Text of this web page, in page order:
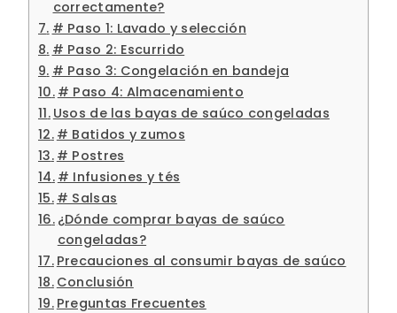
correctamente?
# Paso 1: Lavado y selección
# Paso 2: Escurrido
# Paso 3: Congelación en bandeja
# Paso 4: Almacenamiento
Usos de las bayas de saúco congeladas
# Batidos y zumos
# Postres
# Infusiones y tés
# Salsas
¿Dónde comprar bayas de saúco
congeladas?
Precauciones al consumir bayas de saúco
Conclusión
Preguntas Frecuentes